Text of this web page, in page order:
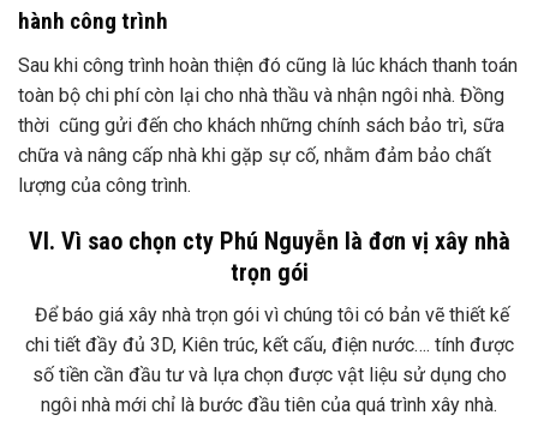
hành công trình
Sau khi công trình hoàn thiện đó cũng là lúc khách thanh toán
toàn bộ chi phí còn lại cho nhà thầu và nhận ngôi nhà. Đồng
thời cũng gửi đến cho khách những chính sách bảo trì, sữa
chữa và nâng cấp nhà khi gặp sự cố, nhằm đảm bảo chất
lượng của công trình.
VI. Vì sao chọn cty Phú Nguyễn là đơn vị xây nhà
trọn gói
Để báo giá xây nhà trọn gói vì chúng tôi có bản vẽ thiết kế
chi tiết đầy đủ 3D, Kiên trúc, kết cấu, điện nước…. tính được
số tiền cần đầu tư và lựa chọn được vật liệu sử dụng cho
ngôi nhà mới chỉ là bước đầu tiên của quá trình xây nhà.